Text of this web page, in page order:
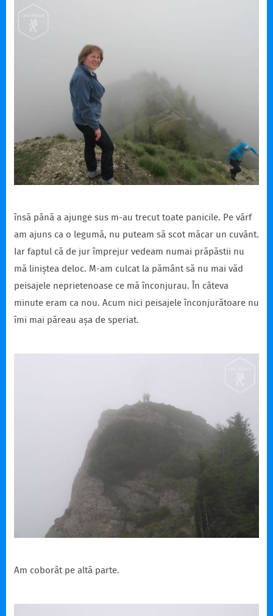
însă până a ajunge sus m-au trecut toate panicile. Pe vârf
am ajuns ca o legumă, nu puteam să scot măcar un cuvânt.
Iar faptul că de jur împrejur vedeam numai prăpăstii nu
mă liniștea deloc. M-am culcat la pământ să nu mai văd
peisajele neprietenoase ce mă înconjurau. În câteva
minute eram ca nou. Acum nici peisajele înconjurătoare nu
îmi mai păreau așa de speriat.
Am coborât pe altă parte.